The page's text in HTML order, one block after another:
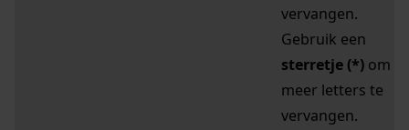
vervangen.
Gebruik een
sterretje (*) om
meer letters te
vervangen.